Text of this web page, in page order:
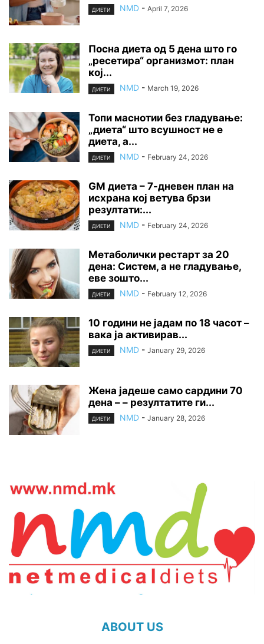
ДИЕТИ NMD - April 7, 2026
Посна диета од 5 дена што го
„ресетира“ организмот: план
кој...
ДИЕТИ NMD - March 19, 2026
Топи маснотии без гладување:
„диета“ што всушност не е
диета, а...
ДИЕТИ NMD - February 24, 2026
GM диета – 7-дневен план на
исхрана кој ветува брзи
резултати:...
ДИЕТИ NMD - February 24, 2026
Метаболички рестарт за 20
дена: Систем, а не гладување,
еве зошто...
ДИЕТИ NMD - February 12, 2026
10 години не јадам по 18 часот –
вака ја активирав...
ДИЕТИ NMD - January 29, 2026
Жена јадеше само сардини 70
дена – – резултатите ги...
ДИЕТИ NMD - January 28, 2026
ABOUT US